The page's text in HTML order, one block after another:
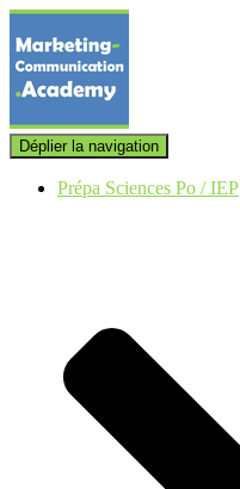
Déplier la navigation
Prépa Sciences Po / IEP